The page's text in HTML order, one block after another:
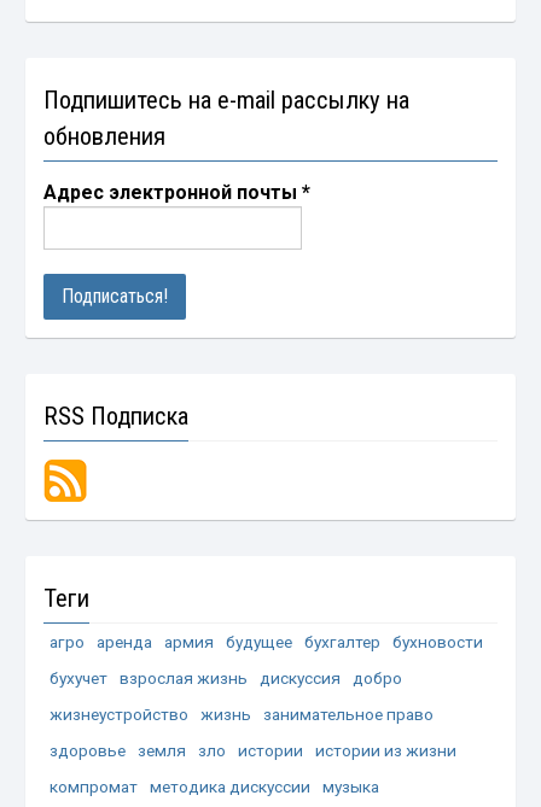
Подпишитесь на e-mail рассылку на
обновления
Адрес электронной почты*
RSS Подписка
Теги
агро аренда армия будущее бухгалтер
бухновости
бухучет
взрослая жизнь дискуссия
добро
жизнеустройство
жизнь
занимательное право
здоровье
земля зло истории
истории из жизни
компромат
методика дискуссии музыка